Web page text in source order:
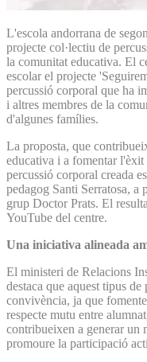
L'escola andorrana de
projecte col·lectiu de
la comunitat educativa. El
escolar el projecte
percussió corporal que ha
i altres membres de la
d'algunes famílies.
La proposta, que
educativa i a fomentar l'èxit
percussió corporal creada
pedagog Santi Serratosa, a
grup Doctor Prats. El
YouTube del centre.
Una iniciativa alineada
El ministeri de Relacions
destaca que aquest tipus
convivència, ja que
respecte mutu entre
contribueixen a generar un
promoure la participació